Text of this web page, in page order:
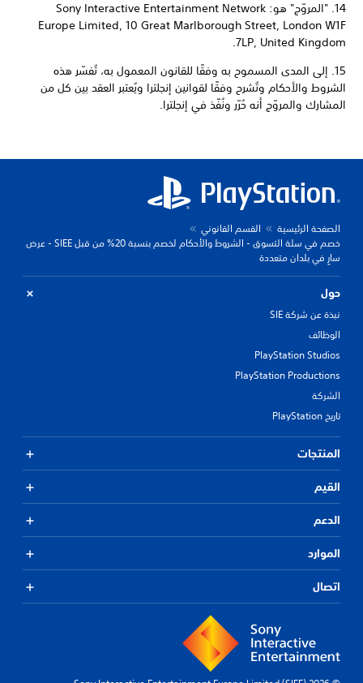
14. "المروّج" هو: Sony Interactive Entertainment Network
Europe Limited, 10 Great Marlborough Street, London W1F
7LP, United Kingdom.
15. إلى المدى المسموح به وفقًا للقانون المعمول به، تُفسّر هذه
الشروط والأحكام وتُشرح وفقًا لقوانين إنجلترا ويُعتبر العقد بين كل من
المشارك والمروّج أنه حُرّر ونُفّذ في إنجلترا.
الصفحة الرئيسية
القسم القانوني
خصم في سلة التسوق - الشروط والأحكام لخصم بنسبة 20% من قبل SIEE - عرض
سارٍ في بلدان متعددة
حول
نبذة عن شركة SIE
الوظائف
PlayStation Studios
PlayStation Productions
الشركة
تاريخ PlayStation
المنتجات
القيم
الدعم
الموارد
اتصال